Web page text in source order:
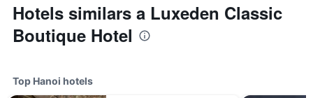
Hotels similars a Luxeden Classic
Boutique Hotel
Top Hanoi hotels